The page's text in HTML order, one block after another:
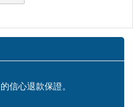
信心退款保證。